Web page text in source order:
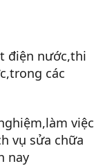
điện nước,thi
các
việc
vụ sửa chữa
nay